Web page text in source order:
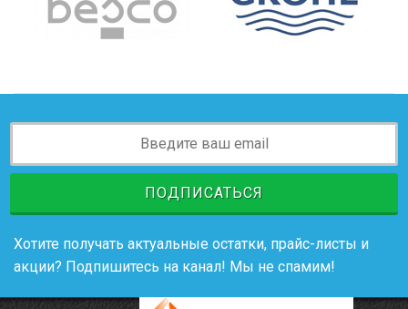
ПОДПИСАТЬСЯ
Хотите получать актуальные остатки, прайс-листы и
акции? Подпишитесь на канал! Мы не спамим!